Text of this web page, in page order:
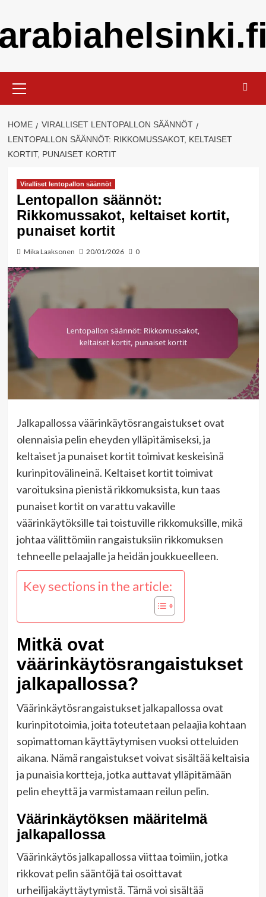
content
Menu
HOME
VIRALLISET LENTOPALLON SÄÄNNÖT
LENTOPALLON SÄÄNNÖT: RIKKOMUSSAKOT, KELTAISET
KORTIT, PUNAISET KORTIT
Viralliset lentopallon säännöt
Lentopallon säännöt:
Rikkomussakot, keltaiset kortit,
punaiset kortit
Mika Laaksonen 20/01/2026 0
Jalkapallossa väärinkäytösrangaistukset ovat
olennaisia pelin eheyden ylläpitämiseksi, ja
keltaiset ja punaiset kortit toimivat keskeisinä
kurinpitovälineinä. Keltaiset kortit toimivat
varoituksina pienistä rikkomuksista, kun taas
punaiset kortit on varattu vakaville
väärinkäytöksille tai toistuville rikkomuksille, mikä
johtaa välittömiin rangaistuksiin rikkomuksen
tehneelle pelaajalle ja heidän joukkueelleen.
Key sections in the article:
Mitkä ovat
väärinkäytösrangaistukset
jalkapallossa?
Väärinkäytösrangaistukset jalkapallossa ovat
kurinpitotoimia, joita toteutetaan pelaajia kohtaan
sopimattoman käyttäytymisen vuoksi otteluiden
aikana. Nämä rangaistukset voivat sisältää keltaisia
ja punaisia kortteja, jotka auttavat ylläpitämään
pelin eheyttä ja varmistamaan reilun pelin.
Väärinkäytöksen määritelmä
jalkapallossa
Väärinkäytös jalkapallossa viittaa toimiin, jotka
rikkovat pelin sääntöjä tai osoittavat
urheilijakäyttäytymistä. Tämä voi sisältää